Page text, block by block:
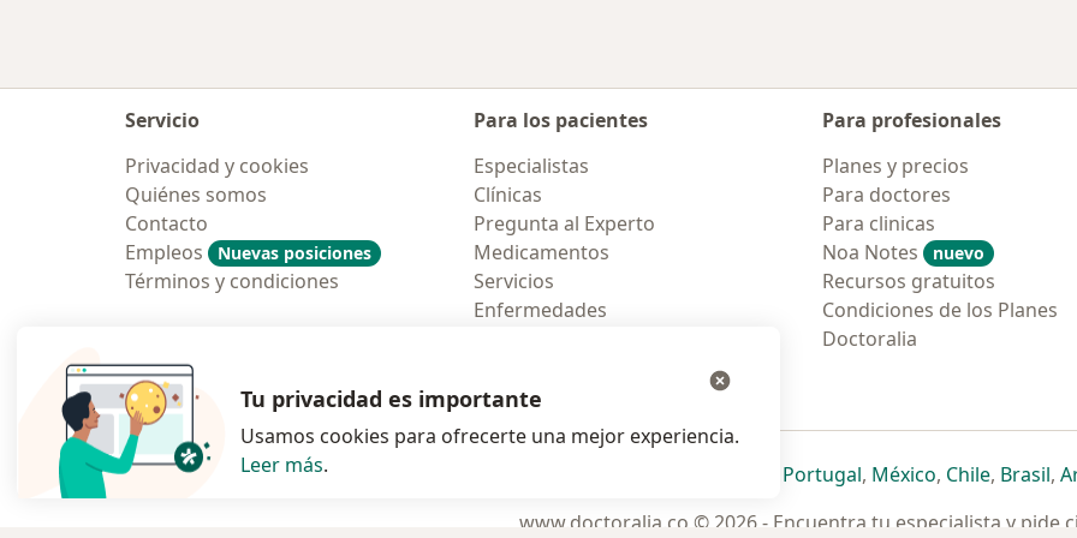
Servicio
Privacidad y cookies
Quiénes somos
Contacto
Empleos
Nuevas posiciones
Términos y condiciones
Para los pacientes
Especialistas
Clínicas
Pregunta al Experto
Medicamentos
Servicios
Enfermedades
Para profesionales
Planes y precios
Para doctores
Para clinicas
Noa Notes
nuevo
Recursos gratuitos
Condiciones de los Planes
Doctoralia
Polska se abre en una nueva pestaña
se abre en una nueva pestaña
se abre en una nueva pestaña
se abre en una nueva pestaña
Portugalse abre en una nueva
, Méxicose abre en una
, Chilese abre
, Brasilse
,
www.doctoralia.co © 2026 - Encuentra tu especialista y pide
Tu privacidad es importante
Usamos cookies para ofrecerte una mejor experiencia.
Leer más.